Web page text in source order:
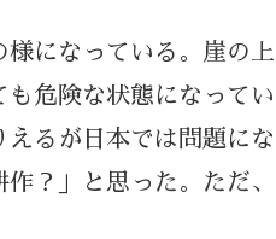
になっている。崖の上
危険な状態になってい
るが日本では問題にな
？」と思った。ただ、